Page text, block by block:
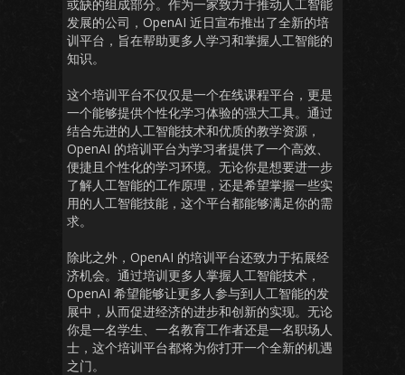
或缺的组成部分。作为一家致力于推动人工智能
发展的公司，OpenAI 近日宣布推出了全新的培
训平台，旨在帮助更多人学习和掌握人工智能的
知识。
这个培训平台不仅仅是一个在线课程平台，更是
一个能够提供个性化学习体验的强大工具。通过
结合先进的人工智能技术和优质的教学资源，
OpenAI 的培训平台为学习者提供了一个高效、
便捷且个性化的学习环境。无论你是想要进一步
了解人工智能的工作原理，还是希望掌握一些实
用的人工智能技能，这个平台都能够满足你的需
求。
除此之外，OpenAI 的培训平台还致力于拓展经
济机会。通过培训更多人掌握人工智能技术，
OpenAI 希望能够让更多人参与到人工智能的发
展中，从而促进经济的进步和创新的实现。无论
你是一名学生、一名教育工作者还是一名职场人
士，这个培训平台都将为你打开一个全新的机遇
之门。